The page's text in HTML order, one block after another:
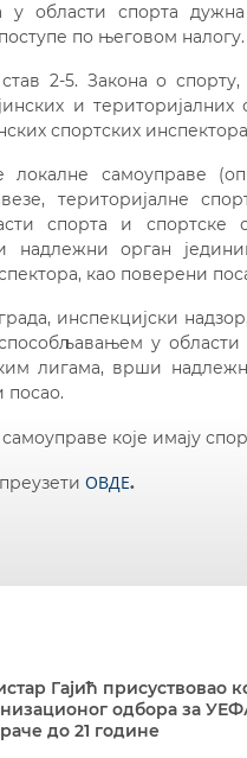
области спорта
по његовом налогу.
2-5. Закона о
и
спортских
локалне самоуправе
територијалне
спорта и спортске
надлежни орган
као поверени
инспекцијски
у
лигама, врши
посао.
које имају
ОВДЕ.
Гајић присуствовао
одбора за
до 21 године